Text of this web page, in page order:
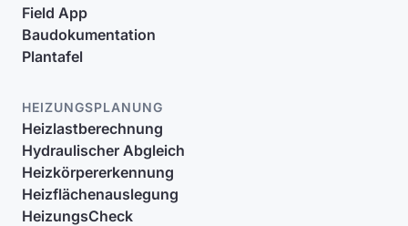
Field App
Baudokumentation
Plantafel
HEIZUNGSPLANUNG
Heizlastberechnung
Hydraulischer Abgleich
Heizkörpererkennung
Heizflächenauslegung
HeizungsCheck